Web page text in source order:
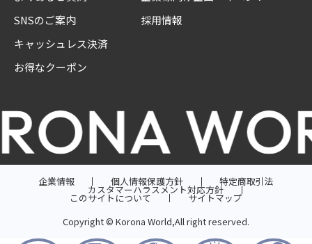
SNSのご案内
キャッシュレス決済
お得なクーポン
採用情報
企業情報 個人情報保護方針 特定商取引法
カスタマーハラスメント対応方針
このサイトについて
サイトマップ
Copyright © Korona World,All right reserved.